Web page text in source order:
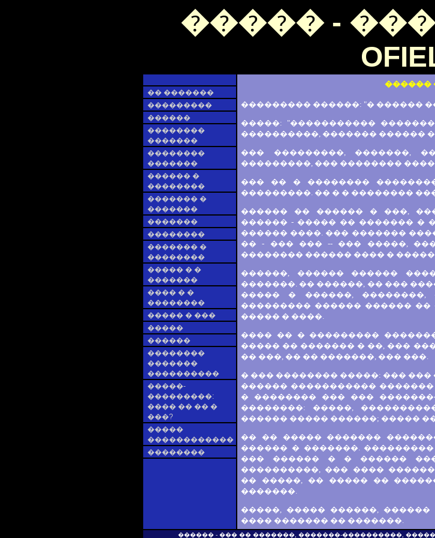
����� -
�� �������
���������
������
��������
�������
��������
�������
������ �
��������
������� �
�������
�������
��������
������� �
��������
����� � �
�������
���� � �
��������
����� � ���
�����
������
��������
�������
����������
�����-
���������:
���� �� �� �
���?
�����
������������
��������
������
��������� ������: "� ������
�����: "�����������
����������, ������� ������
��� ���������, �������,
���������, ��� ��������
��� �� � ��������
���������. �� � � ��������
������ �� ������ � ���,
������ - ����� �� ������� �
������ ����. ��� �������
�� - ��� ��� -- ��� �����,
�������� ������ ���� �
������, ������ ������
�������. �� ������, �� ���
����� � ������,
��������� ������ ������
����� � ����.
���� �� � ���������
����� �� ������� � ��, ���
�� ���, �� �� �������, ��� ���.
� ��� �������� �����: ���
������ �����������
� �������� ��� ���
��������: �����,
������ ����� ������; �����
�� �� ����� �������
������ � �������.
��� ������ � � ������
����������, ��� ����
�� �����, �� ����� ��
�������.
�����, ����� ������,
���� ������� �� �������.
������ - ��� �� �������, �������-����������,